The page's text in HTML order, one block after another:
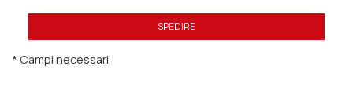
SPEDIRE
* Campi necessari